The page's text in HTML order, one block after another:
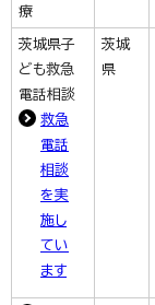
療
茨城県子
ども救急
電話相談
救急
電話
相談
を実
施し
てい
ます
茨城
県